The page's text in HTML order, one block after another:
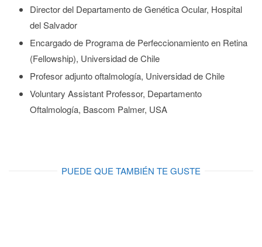
Director del Departamento de Genética Ocular, Hospital
del Salvador
Encargado de Programa de Perfeccionamiento en Retina
(Fellowship), Universidad de Chile
Profesor adjunto oftalmología, Universidad de Chile
Voluntary Assistant Professor, Departamento
Oftalmología, Bascom Palmer, USA
PUEDE QUE TAMBIÉN TE GUSTE